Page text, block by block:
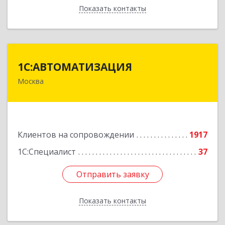
Показать контакты
Назад
1С:АВТОМАТИЗАЦИЯ
Москва
Клиентов на сопровождении
1917
1С:Специалист
37
Отправить заявку
Показать контакты
111024, Москва г, Энтузиастов 1-я ул, дом №
Отправить заявку
Назад